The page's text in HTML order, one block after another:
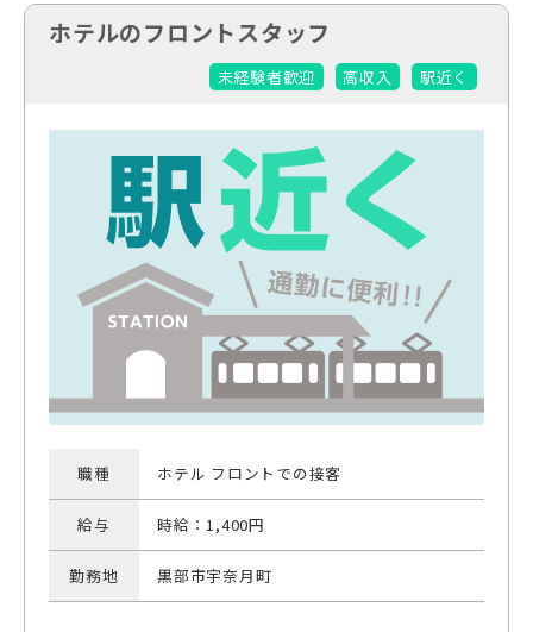
ホテルのフロントスタッフ
未経験者歓迎 高収入 駅近く
職種 ホテル フロントでの接客
給与 時給：1,400円
勤務地 黒部市宇奈月町